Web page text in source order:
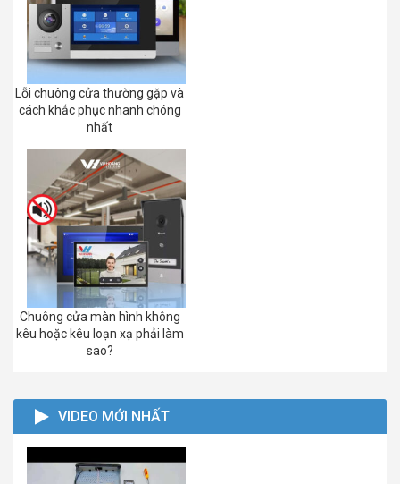
Lỗi chuông cửa thường gặp và
cách khắc phục nhanh chóng
nhất
Chuông cửa màn hình không
kêu hoặc kêu loạn xạ phải làm
sao?
VIDEO MỚI NHẤT